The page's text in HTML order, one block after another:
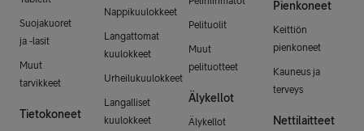
Suojakuoret
ja -lasit
Muut
tarvikkeet
Tietokoneet
Nappikuulokkeet
Langattomat
kuulokkeet
Urheilukuulokkeet
Langalliset
kuulokkeet
Pelituolit
Muut
pelituotteet
Älykellot
Älykellot
Pienkoneet
Keittiön
pienkoneet
Kauneus ja
terveys
Nettilaitteet